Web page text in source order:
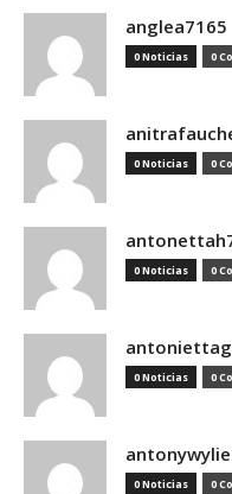
anglea7165
0 Noticias 0
0 Noticias 0
0 Noticias 0
0 Noticias 0
0 Noticias 0